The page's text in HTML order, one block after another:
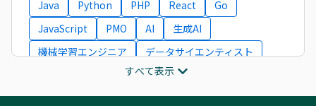
Java
Python PHP React
Go
JavaScript
PMO AI
生成AI
機械学習エンジニア
データサイエンティスト
ITコンサルタント
フロントエンドエンジニア
すべて表示